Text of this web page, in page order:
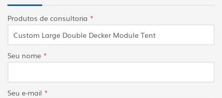
Produtos de consultoria *
Seu nome *
Seu e-mail *